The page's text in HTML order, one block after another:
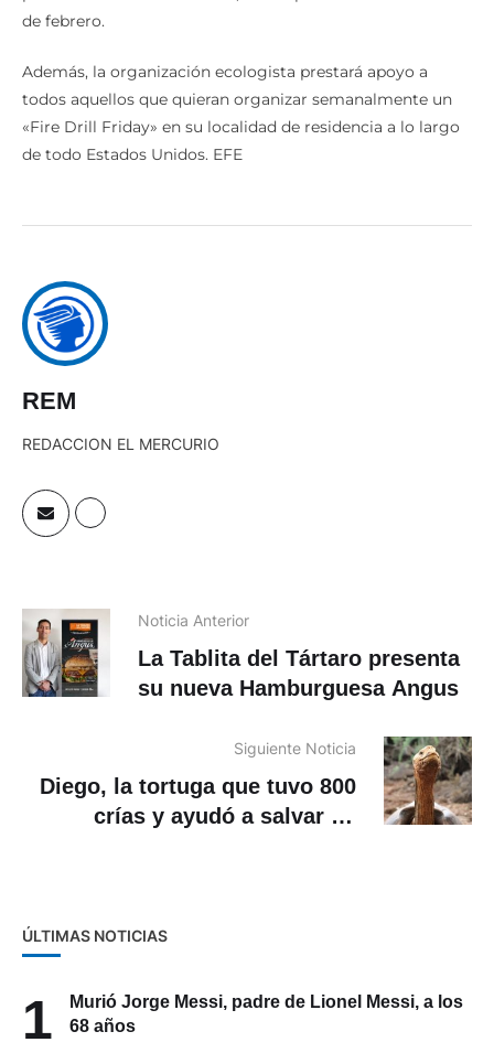
de febrero.
Además, la organización ecologista prestará apoyo a
todos aquellos que quieran organizar semanalmente un
«Fire Drill Friday» en su localidad de residencia a lo largo
de todo Estados Unidos. EFE
REM
REDACCION EL MERCURIO
Noticia Anterior
La Tablita del Tártaro presenta
su nueva Hamburguesa Angus
Siguiente Noticia
Diego, la tortuga que tuvo 800
crías y ayudó a salvar su
ÚLTIMAS NOTICIAS
1
Murió Jorge Messi, padre de Lionel Messi, a los
68 años